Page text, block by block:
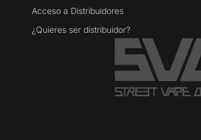
Acceso a Distribuidores
¿Quieres ser distribuidor?